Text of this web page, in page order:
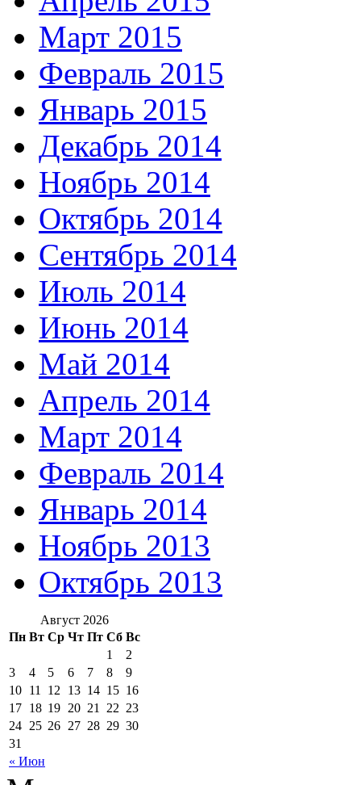
Март 2015
Февраль 2015
Январь 2015
Декабрь 2014
Ноябрь 2014
Октябрь 2014
Сентябрь 2014
Июль 2014
Июнь 2014
Май 2014
Апрель 2014
Март 2014
Февраль 2014
Январь 2014
Ноябрь 2013
Октябрь 2013
Август 2026
Пн Вт Ср Чт Пт Сб Вс
« Июн
1
2
3
4 5 6 7 8
9
10 11 12 13 14 15 16
17 18 19 20 21 22 23
24 25 26 27 28 29 30
31